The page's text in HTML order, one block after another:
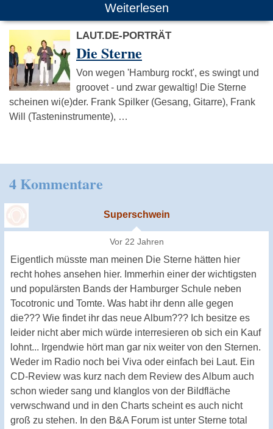
Weiterlesen
LAUT.DE-PORTRÄT
Die Sterne
Von wegen 'Hamburg rockt', es swingt und
groovet - und zwar gewaltig! Die Sterne
scheinen wi(e)der. Frank Spilker (Gesang, Gitarre), Frank
Will (Tasteninstrumente), …
4 Kommentare
Superschwein
Vor 22 Jahren
Eigentlich müsste man meinen Die Sterne hätten hier
recht hohes ansehen hier. Immerhin einer der wichtigsten
und populärsten Bands der Hamburger Schule neben
Tocotronic und Tomte. Was habt ihr denn alle gegen
die??? Wie findet ihr das neue Album??? Ich besitze es
leider nicht aber mich würde interresieren ob sich ein Kauf
lohnt... Irgendwie hört man gar nix weiter von den Sternen.
Weder im Radio noch bei Viva oder einfach bei Laut. Ein
CD-Review was kurz nach dem Review des Album auch
schon wieder sang und klanglos von der Bildfläche
verwschwand und in den Charts scheint es auch nicht
groß zu stehen. In den B&A Forum ist unter Sterne total